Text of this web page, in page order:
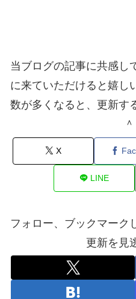
当ブログの記事に共感し
に来ていただけると嬉し
数が多くなると、更新す
＾
X
LINE
フォロー、ブックマーク
更新を見